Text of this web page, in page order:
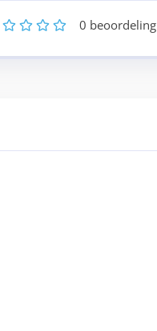
5
4
3 0 beoordeling